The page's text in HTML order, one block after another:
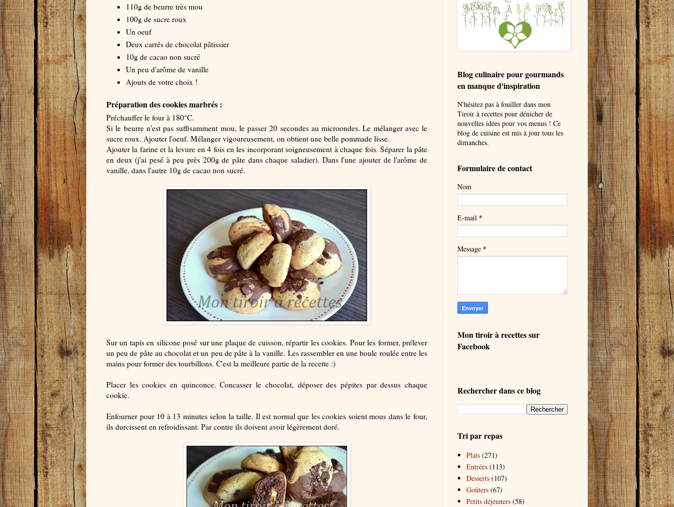
110g de beurre très mou
100g de sucre roux
Un oeuf
Deux carrés de chocolat pâtissier
10g de cacao non sucré
Un peu d'arôme de vanille
Ajouts de votre choix !
Préparation des cookies marbrés :
Préchauffer le four à 180°C.
Si le beurre n'est pas suffisamment mou, le passer 20 secondes au microondes. Le mélanger avec le
sucre roux. Ajouter l'oeuf. Mélanger vigoureusement, on obtient une belle pommade lisse.
Ajouter la farine et la levure en 4 fois en les incorporant soigneusement à chaque fois. Séparer la pâte
en deux (j'ai pesé à peu près 200g de pâte dans chaque saladier). Dans l'une ajouter de l'arôme de
vanille, dans l'autre 10g de cacao non sucré.
Sur un tapis en silicone posé sur une plaque de cuisson, répartir les cookies. Pour les former, prélever
un peu de pâte au chocolat et un peu de pâte à la vanille. Les rassembler en une boule roulée entre les
mains pour former des tourbillons. C'est la meilleure partie de la recette :)
Placer les cookies en quinconce. Concasser le chocolat, déposer des pépites par dessus chaque
cookie.
Enfourner pour 10 à 13 minutes selon la taille. Il est normal que les cookies soient mous dans le four,
ils durcissent en refroidissant. Par contre ils doivent avoir légèrement doré.
Blog culinaire pour gourmands
en manque d'inspiration
N'hésitez pas à fouiller dans mon
Tiroir à recettes pour dénicher de
nouvelles idées pour vos menus ! Ce
blog de cuisine est mis à jour tous les
dimanches.
Formulaire de contact
Nom
E-mail *
Message *
Mon tiroir à recettes sur
Facebook
Rechercher dans ce blog
Tri par repas
Plats (271)
Entrées (113)
Desserts (107)
Goûters (67)
Petits déjeuners (58)